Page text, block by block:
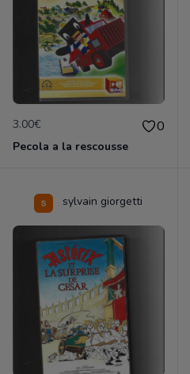
3.00€ 0
Pecola a la rescousse
sylvain giorgetti